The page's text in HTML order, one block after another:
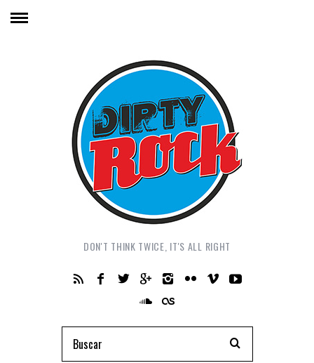
DON'T THINK TWICE, IT'S ALL RIGHT